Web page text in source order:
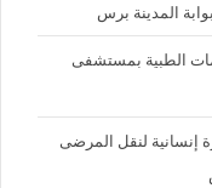
المدينة برس
الطبية بمستشفى
إنسانية لنقل المرضى